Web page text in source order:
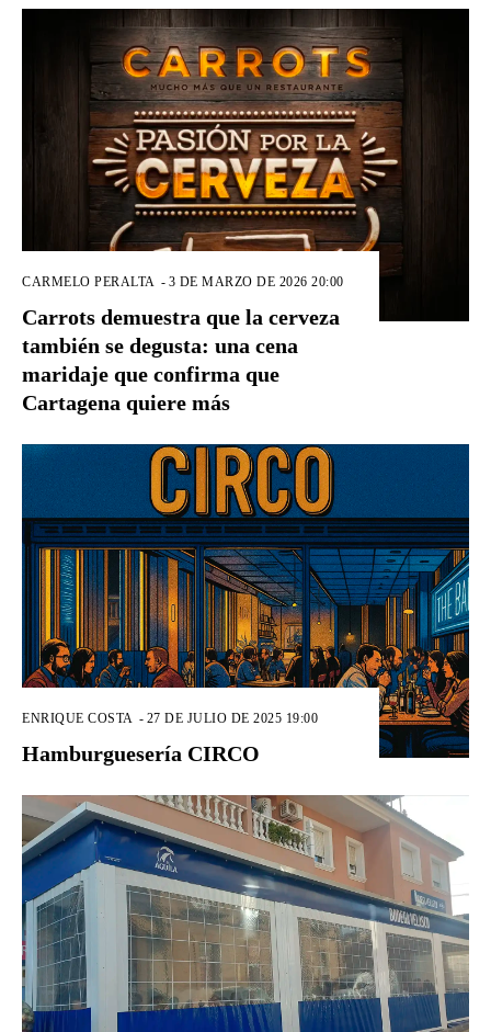
CARMELO PERALTA - 3 DE MARZO DE 2026 20:00
Carrots demuestra que la cerveza
también se degusta: una cena
maridaje que confirma que
Cartagena quiere más
ENRIQUE COSTA - 27 DE JULIO DE 2025 19:00
Hamburguesería CIRCO